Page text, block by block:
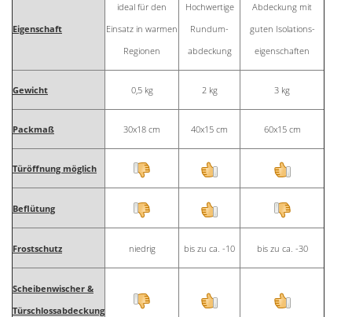
Eigenschaft
ideal für den
Einsatz in warmen
Regionen
Hochwertige
Rundum-
abdeckung
Abdeckung mit
guten Isolations-
eigenschaften
Gewicht 0,5 kg 2 kg 3 kg
Packmaß 30x18 cm 40x15 cm 60x15 cm
Türöffnung möglich
Beflütung
Frostschutz niedrig bis zu ca. -10 bis zu ca. -30
Scheibenwischer &
Türschlossabdeckung